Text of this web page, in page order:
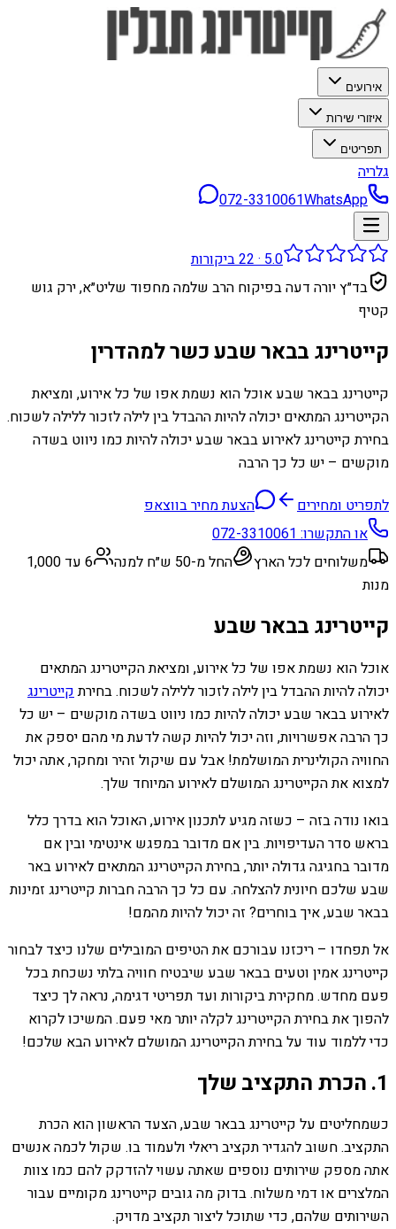
אירועים
איזורי שירות
תפריטים
גלריה
072-3310061WhatsApp
5.0
·
22ביקורות
בד״ץ יורה דעה בפיקוח הרב שלמה מחפוד שליט״א, ירק גוש
קטיף
קייטרינג בבאר שבע כשר למהדרין
קייטרינג בבאר שבע אוכל הוא נשמת אפו של כל אירוע, ומציאת
הקייטרינג המתאים יכולה להיות ההבדל בין לילה לזכור ללילה לשכוח.
בחירת קייטרינג לאירוע בבאר שבע יכולה להיות כמו ניווט בשדה
מוקשים – יש כל כך הרבה
לתפריט ומחירים
הצעת מחיר בווצאפ
או התקשרו:072-3310061
משלוחים לכל הארץ
החל מ-50 ש״ח למנה
6 עד 1,000
מנות
קייטרינג בבאר שבע
אוכל הוא נשמת אפו של כל אירוע, ומציאת הקייטרינג המתאים
יכולה להיות ההבדל בין לילה לזכור ללילה לשכוח. בחירתקייטרינג
לאירוע בבאר שבע יכולה להיות כמו ניווט בשדה מוקשים – יש כל
כך הרבה אפשרויות, וזה יכול להיות קשה לדעת מי מהם יספק את
החוויה הקולינרית המושלמת! אבל עם שיקול זהיר ומחקר, אתה יכול
למצוא את הקייטרינג המושלם לאירוע המיוחד שלך.
בואו נודה בזה – כשזה מגיע לתכנון אירוע, האוכל הוא בדרך כלל
בראש סדר העדיפויות. בין אם מדובר במפגש אינטימי ובין אם
מדובר בחגיגה גדולה יותר, בחירת הקייטרינג המתאים לאירוע באר
שבע שלכם חיונית להצלחה. עם כל כך הרבה חברות קייטרינג זמינות
בבאר שבע, איך בוחרים? זה יכול להיות מהמם!
אל תפחדו – ריכזנו עבורכם את הטיפים המובילים שלנו כיצד לבחור
קייטרינג אמין וטעים בבאר שבע שיבטיח חוויה בלתי נשכחת בכל
פעם מחדש. מחקירת ביקורות ועד תפריטי דגימה, נראה לך כיצד
להפוך את בחירת הקייטרינג לקלה יותר מאי פעם. המשיכו לקרוא
כדי ללמוד עוד על בחירת הקייטרינג המושלם לאירוע הבא שלכם!
1. הכרת התקציב שלך
כשמחליטים על קייטרינג בבאר שבע, הצעד הראשון הוא הכרת
התקציב. חשוב להגדיר תקציב ריאלי ולעמוד בו. שקול לכמה אנשים
אתה מספק שירותים נוספים שאתה עשוי להזדקק להם כמו צוות
המלצרים או דמי משלוח. בדוק מה גובים קייטרינג מקומיים עבור
השירותים שלהם, כדי שתוכל ליצור תקציב מדויק.